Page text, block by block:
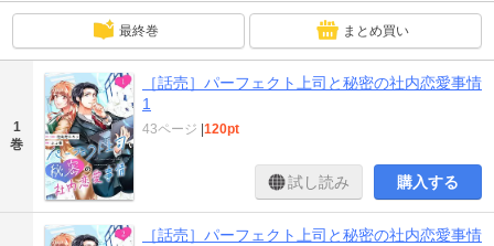
最終巻 まとめ買い
1
巻
［話売］パーフェクト上司と秘密の社内恋愛事情
1
43ページ 120pt
試し読み 購入する
［話売］パーフェクト上司と秘密の社内恋愛事情